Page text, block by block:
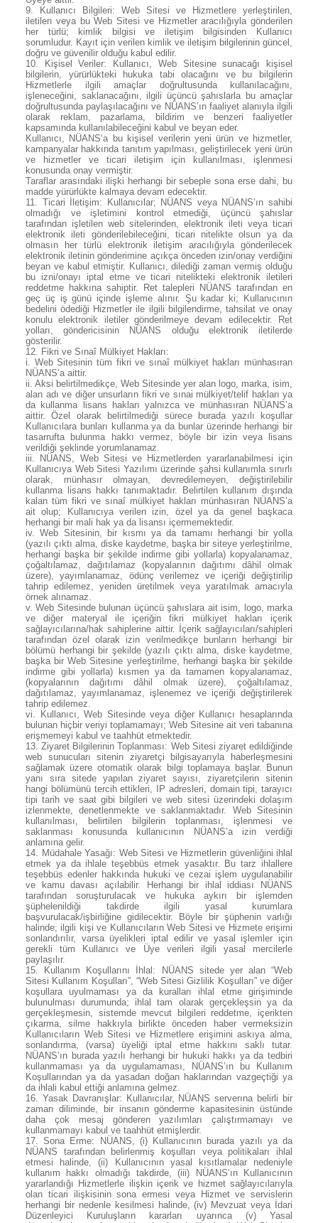
9.
Kullanıcı Bilgileri: Web Sitesi ve Hizmetlere yerleştirilen,
iletilen veya bu Web Sitesi ve Hizmetler aracılığıyla gönderilen
her türlü; kimlik bilgisi ve iletişim bilgisinden Kullanıcı
sorumludur. Kayıt için verilen kimlik ve iletişim bilgilerinin güncel,
doğru ve güvenilir olduğu kabul edilir.
10.
Kişisel Veriler: Kullanıcı, Web Sitesine sunacağı kişisel
bilgilerin, yürürlükteki hukuka tabi olacağını ve bu bilgilerin
Hizmetlerle ilgili amaçlar doğrultusunda kullanılacağını,
işleneceğini, saklanacağını, ilgili üçüncü şahıslarla bu amaçlar
doğrultusunda paylaşılacağını ve NÜANS’ın faaliyet alanıyla ilgili
olarak reklam, pazarlama, bildirim ve benzeri faaliyetler
kapsamında kullanılabileceğini kabul ve beyan eder.
Kullanıcı, NÜANS‘a bu kişisel verilerin yeni ürün ve hizmetler,
kampanyalar hakkında tanıtım yapılması, geliştirilecek yeni ürün
ve hizmetler ve ticari iletişim için kullanılması, işlenmesi
konusunda onay vermiştir.
Taraflar arasındaki ilişki herhangi bir sebeple sona erse dahi, bu
madde yürürlükte kalmaya devam edecektir.
11. Ticari İletişim: Kullanıcılar; NÜANS veya NÜANS’ın sahibi
olmadığı ve işletimini kontrol etmediği, üçüncü şahıslar
tarafından işletilen web sitelerinden, elektronik ileti veya ticari
elektronik ileti gönderilebileceğini, ticari nitelikte olsun ya da
olmasın her türlü elektronik iletişim aracılığıyla gönderilecek
elektronik iletinin gönderimine açıkça önceden izin/onay verdiğini
beyan ve kabul etmiştir. Kullanıcı, dilediği zaman vermiş olduğu
bu izni/onayı iptal etme ve ticari nitelikteki elektronik iletileri
reddetme hakkına sahiptir. Ret talepleri NÜANS tarafından en
geç üç iş günü içinde işleme alınır. Şu kadar ki; Kullanıcının
bedelini ödediği Hizmetler ile ilgili bilgilendirme, tahsilat ve onay
konulu elektronik iletiler gönderilmeye devam edilecektir. Ret
yolları, göndericisinin NÜANS olduğu elektronik iletilerde
gösterilir.
12. Fikri ve Sınaî Mülkiyet Hakları:
i. Web Sitesinin tüm fikri ve sınaî mülkiyet hakları münhasıran
NÜANS’a aittir.
ii. Aksi belirtilmedikçe, Web Sitesinde yer alan logo, marka, isim,
alan adı ve diğer unsurların fikri ve sınai mülkiyet/telif hakları ya
da kullanma lisans hakları yalnızca ve münhasıran NÜANS’a
aittir. Özel olarak belirtilmediği sürece burada yazılı koşullar
Kullanıcılara bunları kullanma ya da bunlar üzerinde herhangi bir
tasarrufta bulunma hakkı vermez, böyle bir izin veya lisans
verildiği şeklinde yorumlanamaz.
iii. NÜANS, Web Sitesi ve Hizmetlerden yararlanabilmesi için
Kullanıcıya Web Sitesi Yazılımı üzerinde şahsi kullanımla sınırlı
olarak, münhasır olmayan, devredilemeyen, değiştirilebilir
kullanma lisans hakkı tanımaktadır. Belirtilen kullanım dışında
kalan tüm fikri ve sınaî mülkiyet hakları münhasıran NÜANS’a
ait olup; Kullanıcıya verilen izin, özel ya da genel başkaca
herhangi bir mali hak ya da lisansı içermemektedir.
iv. Web Sitesinin, bir kısmı ya da tamamı herhangi bir yolla
(yazılı çıktı alma, diske kaydetme, başka bir siteye yerleştirilme,
herhangi başka bir şekilde indirme gibi yollarla) kopyalanamaz,
çoğaltılamaz, dağıtılamaz (kopyalarının dağıtımı dâhil olmak
üzere), yayımlanamaz, ödünç verilemez ve içeriği değiştirilip
tahrip edilemez, yeniden üretilmek veya yaratılmak amacıyla
örnek alınamaz.
v. Web Sitesinde bulunan üçüncü şahıslara ait isim, logo, marka
ve diğer materyal ile içeriğin fikri mülkiyet hakları içerik
sağlayıcılarına/hak sahiplerine aittir. İçerik sağlayıcıları/sahipleri
tarafından özel olarak izin verilmedikçe bunların herhangi bir
bölümü herhangi bir şekilde (yazılı çıktı alma, diske kaydetme,
başka bir Web Sitesine yerleştirilme, herhangi başka bir şekilde
indirme gibi yollarla) kısmen ya da tamamen kopyalanamaz,
(kopyalarının dağıtımı dâhil olmak üzere), çoğaltılamaz,
dağıtılamaz, yayımlanamaz, işlenemez ve içeriği değiştirilerek
tahrip edilemez.
vi. Kullanıcı, Web Sitesinde veya diğer Kullanıcı hesaplarında
bulunan hiçbir veriyi toplamamayı; Web Sitesine ait veri tabanına
erişmemeyi kabul ve taahhüt etmektedir.
13. Ziyaret Bilgilerinin Toplanması: Web Sitesi ziyaret edildiğinde
web sunucuları sitenin ziyaretçi bilgisayarıyla haberleşmesini
sağlamak üzere otomatik olarak bilgi toplamaya başlar. Bunun
yanı sıra sitede yapılan ziyaret sayısı, ziyaretçilerin sitenin
hangi bölümünü tercih ettikleri, IP adresleri, domain tipi, tarayıcı
tipi tarih ve saat gibi bilgileri ve web sitesi üzerindeki dolaşım
izlenmekte, denetlenmekte ve saklanmaktadır. Web Sitesinin
kullanılması, belirtilen bilgilerin toplanması, işlenmesi ve
saklanması konusunda kullanıcının NÜANS’a izin verdiği
anlamına gelir.
14. Müdahale Yasağı: Web Sitesi ve Hizmetlerin güvenliğini ihlal
etmek ya da ihlale teşebbüs etmek yasaktır. Bu tarz ihlallere
teşebbüs edenler hakkında hukuki ve cezai işlem uygulanabilir
ve kamu davası açılabilir. Herhangi bir ihlal iddiası NÜANS
tarafından soruşturulacak ve hukuka aykırı bir işlemden
şüphelenildiği takdirde ilgili yasal kurumlara
başvurulacak/işbirliğine gidilecektir. Böyle bir şüphenin varlığı
halinde; ilgili kişi ve Kullanıcıların Web Sitesi ve Hizmete erişimi
sonlandırılır, varsa üyelikleri iptal edilir ve yasal işlemler için
gerekli tüm Kullanıcı ve Üye verileri ilgili yasal mercilerle
paylaşılır.
15.
Kullanım Koşullarını İhlal: NÜANS sitede yer alan “Web
Sitesi Kullanım Koşulları”, “Web Sitesi Gizlilik Koşulları” ve diğer
koşullara uyulmaması ya da kuralları ihlal etme girişiminde
bulunulması durumunda; ihlal tam olarak gerçekleşsin ya da
gerçekleşmesin, sistemde mevcut bilgileri reddetme, içerikten
çıkarma, silme hakkıyla birlikte önceden haber vermeksizin
Kullanıcıların Web Sitesi ve Hizmetlere erişimini askıya alma,
sonlandırma, (varsa) üyeliği iptal etme hakkını saklı tutar.
NÜANS’ın burada yazılı herhangi bir hukuki hakkı ya da tedbiri
kullanmaması ya da uygulamaması, NÜANS’ın bu Kullanım
Koşullarından ya da yasadan doğan haklarından vazgeçtiği ya
da ihlali kabul ettiği anlamına gelmez.
16. Yasak Davranışlar: Kullanıcılar, NÜANS serverına belirli bir
zaman diliminde, bir insanın gönderme kapasitesinin üstünde
daha çok mesaj gönderen yazılımları çalıştırmamayı ve
kullanmamayı kabul ve taahhüt etmişlerdir.
17. Sona Erme: NÜANS, (i) Kullanıcının burada yazılı ya da
NÜANS tarafından belirlenmiş koşulları veya politikaları ihlal
etmesi halinde, (ii) Kullanıcının yasal kısıtlamalar nedeniyle
kullanım hakkı olmadığı takdirde, (iii) NÜANS‘ın Kullanıcının
yararlandığı Hizmetlerle ilişkin içerik ve hizmet sağlayıcılarıyla
olan ticari ilişkisinin sona ermesi veya Hizmet ve servislerin
herhangi bir nedenle kesilmesi halinde, (iv) Mevzuat veya İdari
Düzenleyici Kuruluşların kararları uyarınca (v) Yasal